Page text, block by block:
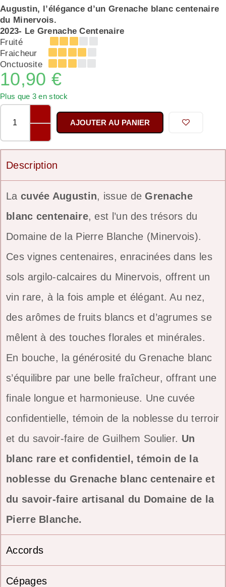
Augustin, l’élégance d’un Grenache blanc centenaire
du Minervois.
2023- Le Grenache Centenaire
Fruité
Fraicheur
Onctuosite
10,90 €
Plus que 3 en stock
AJOUTER AU PANIER
Description
La cuvée Augustin, issue de Grenache
blanc centenaire, est l’un des trésors du
Domaine de la Pierre Blanche (Minervois).
Ces vignes centenaires, enracinées dans les
sols argilo-calcaires du Minervois, offrent un
vin rare, à la fois ample et élégant. Au nez,
des arômes de fruits blancs et d’agrumes se
mêlent à des touches florales et minérales.
En bouche, la générosité du Grenache blanc
s’équilibre par une belle fraîcheur, offrant une
finale longue et harmonieuse. Une cuvée
confidentielle, témoin de la noblesse du terroir
et du savoir-faire de Guilhem Soulier. Un
blanc rare et confidentiel, témoin de la
noblesse du Grenache blanc centenaire et
du savoir-faire artisanal du Domaine de la
Pierre Blanche.
Accords
Cépages